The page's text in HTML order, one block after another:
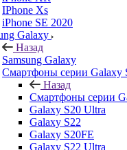
IPhone Xs
iPhone SE 2020
Galaxy
Назад
Samsung Galaxy
Смартфоны серии Galaxy
Назад
Смартфоны серии
Galaxy S20 Ultra
Galaxy S22
Galaxy S20FE
Galaxy S22 Ultra